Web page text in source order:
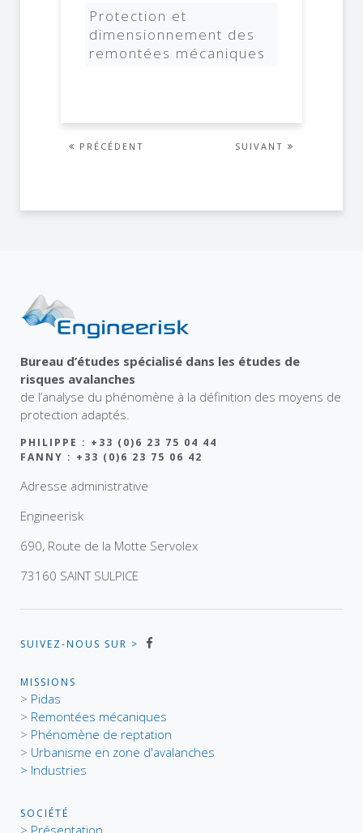
Protection et
dimensionnement des
remontées mécaniques
PRÉCÉDENT SUIVANT
Bureau d’études spécialisé dans les études de
risques avalanches
de l’analyse du phénomène à la définition des moyens de
protection adaptés.
PHILIPPE : +33 (0)6 23 75 04 44
FANNY : +33 (0)6 23 75 06 42
Adresse administrative
Engineerisk
690, Route de la Motte Servolex
73160 SAINT SULPICE
SUIVEZ-NOUS SUR >
MISSIONS
> Pidas
> Remontées mécaniques
> Phénomène de reptation
> Urbanisme en zone d'avalanches
> Industries
SOCIÉTÉ